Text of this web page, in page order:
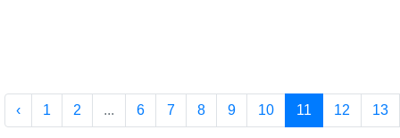
‹ 1 2 ... 6 7 8 9 10 11 12 13